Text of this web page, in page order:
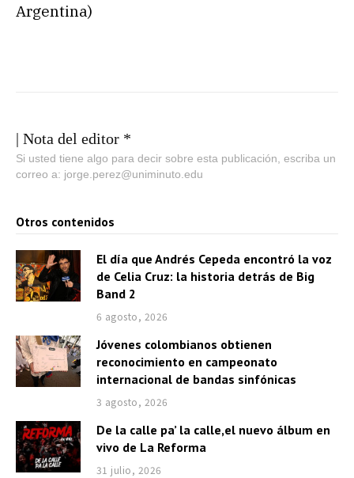
Argentina)
| Nota del editor *
Si usted tiene algo para decir sobre esta publicación, escriba un
correo a: jorge.perez@uniminuto.edu
Otros contenidos
El día que Andrés Cepeda encontró la voz
de Celia Cruz: la historia detrás de Big
Band 2
6 agosto, 2026
Jóvenes colombianos obtienen
reconocimiento en campeonato
internacional de bandas sinfónicas
3 agosto, 2026
De la calle pa’ la calle,el nuevo álbum en
vivo de La Reforma
31 julio, 2026